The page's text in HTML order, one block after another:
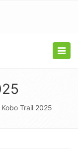
Kobo Trail 2025